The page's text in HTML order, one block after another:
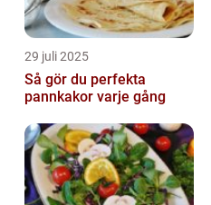
29 juli 2025
Så gör du perfekta
pannkakor varje gång